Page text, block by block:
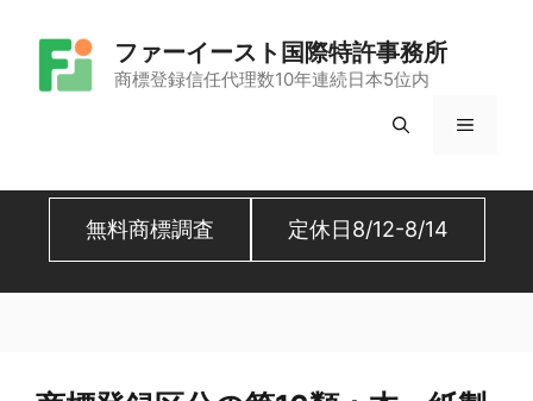
ファーイースト国際特許事務所
商標登録信任代理数10年連続日本5位内
メ
無料商標調査 定休日8/12-8/14